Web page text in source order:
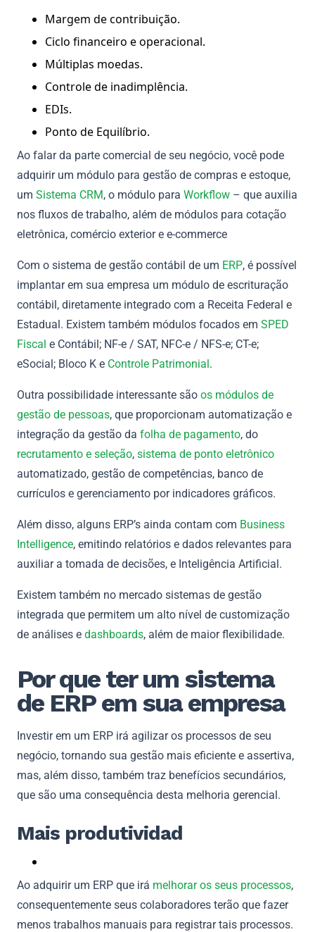
Margem de contribuição.
Ciclo financeiro e operacional.
Múltiplas moedas.
Controle de inadimplência.
EDIs.
Ponto de Equilíbrio.
Ao falar da parte comercial de seu negócio, você pode
adquirir um módulo para gestão de compras e estoque,
um Sistema CRM, o módulo para Workflow – que auxilia
nos fluxos de trabalho, além de módulos para cotação
eletrônica, comércio exterior e e-commerce
Com o sistema de gestão contábil de um ERP, é possível
implantar em sua empresa um módulo de escrituração
contábil, diretamente integrado com a Receita Federal e
Estadual. Existem também módulos focados em SPED
Fiscal e Contábil; NF-e / SAT, NFC-e / NFS-e; CT-e;
eSocial; Bloco K e Controle Patrimonial.
Outra possibilidade interessante são os módulos de
gestão de pessoas, que proporcionam automatização e
integração da gestão da folha de pagamento, do
recrutamento e seleção, sistema de ponto eletrônico
automatizado, gestão de competências, banco de
currículos e gerenciamento por indicadores gráficos.
Além disso, alguns ERP’s ainda contam com Business
Intelligence, emitindo relatórios e dados relevantes para
auxiliar a tomada de decisões, e Inteligência Artificial.
Existem também no mercado sistemas de gestão
integrada que permitem um alto nível de customização
de análises e dashboards, além de maior flexibilidade.
Por que ter um sistema
de ERP em sua empresa
Investir em um ERP irá agilizar os processos de seu
negócio, tornando sua gestão mais eficiente e assertiva,
mas, além disso, também traz benefícios secundários,
que são uma consequência desta melhoria gerencial.
Mais produtividad
Ao adquirir um ERP que irá melhorar os seus processos,
consequentemente seus colaboradores terão que fazer
menos trabalhos manuais para registrar tais processos.